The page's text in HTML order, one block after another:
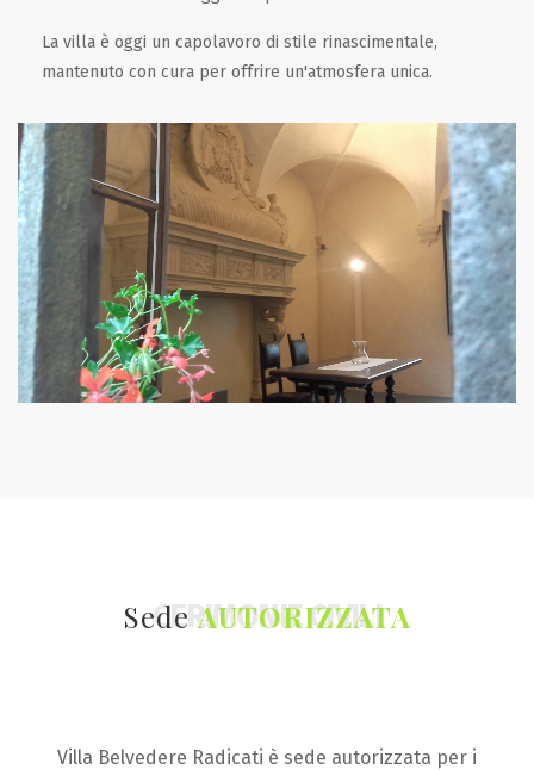
La villa è oggi un capolavoro di stile rinascimentale,
mantenuto con cura per offrire un'atmosfera unica.
CERIMONIE CIVILI
Sede AUTORIZZATA
Villa Belvedere Radicati è sede autorizzata per i